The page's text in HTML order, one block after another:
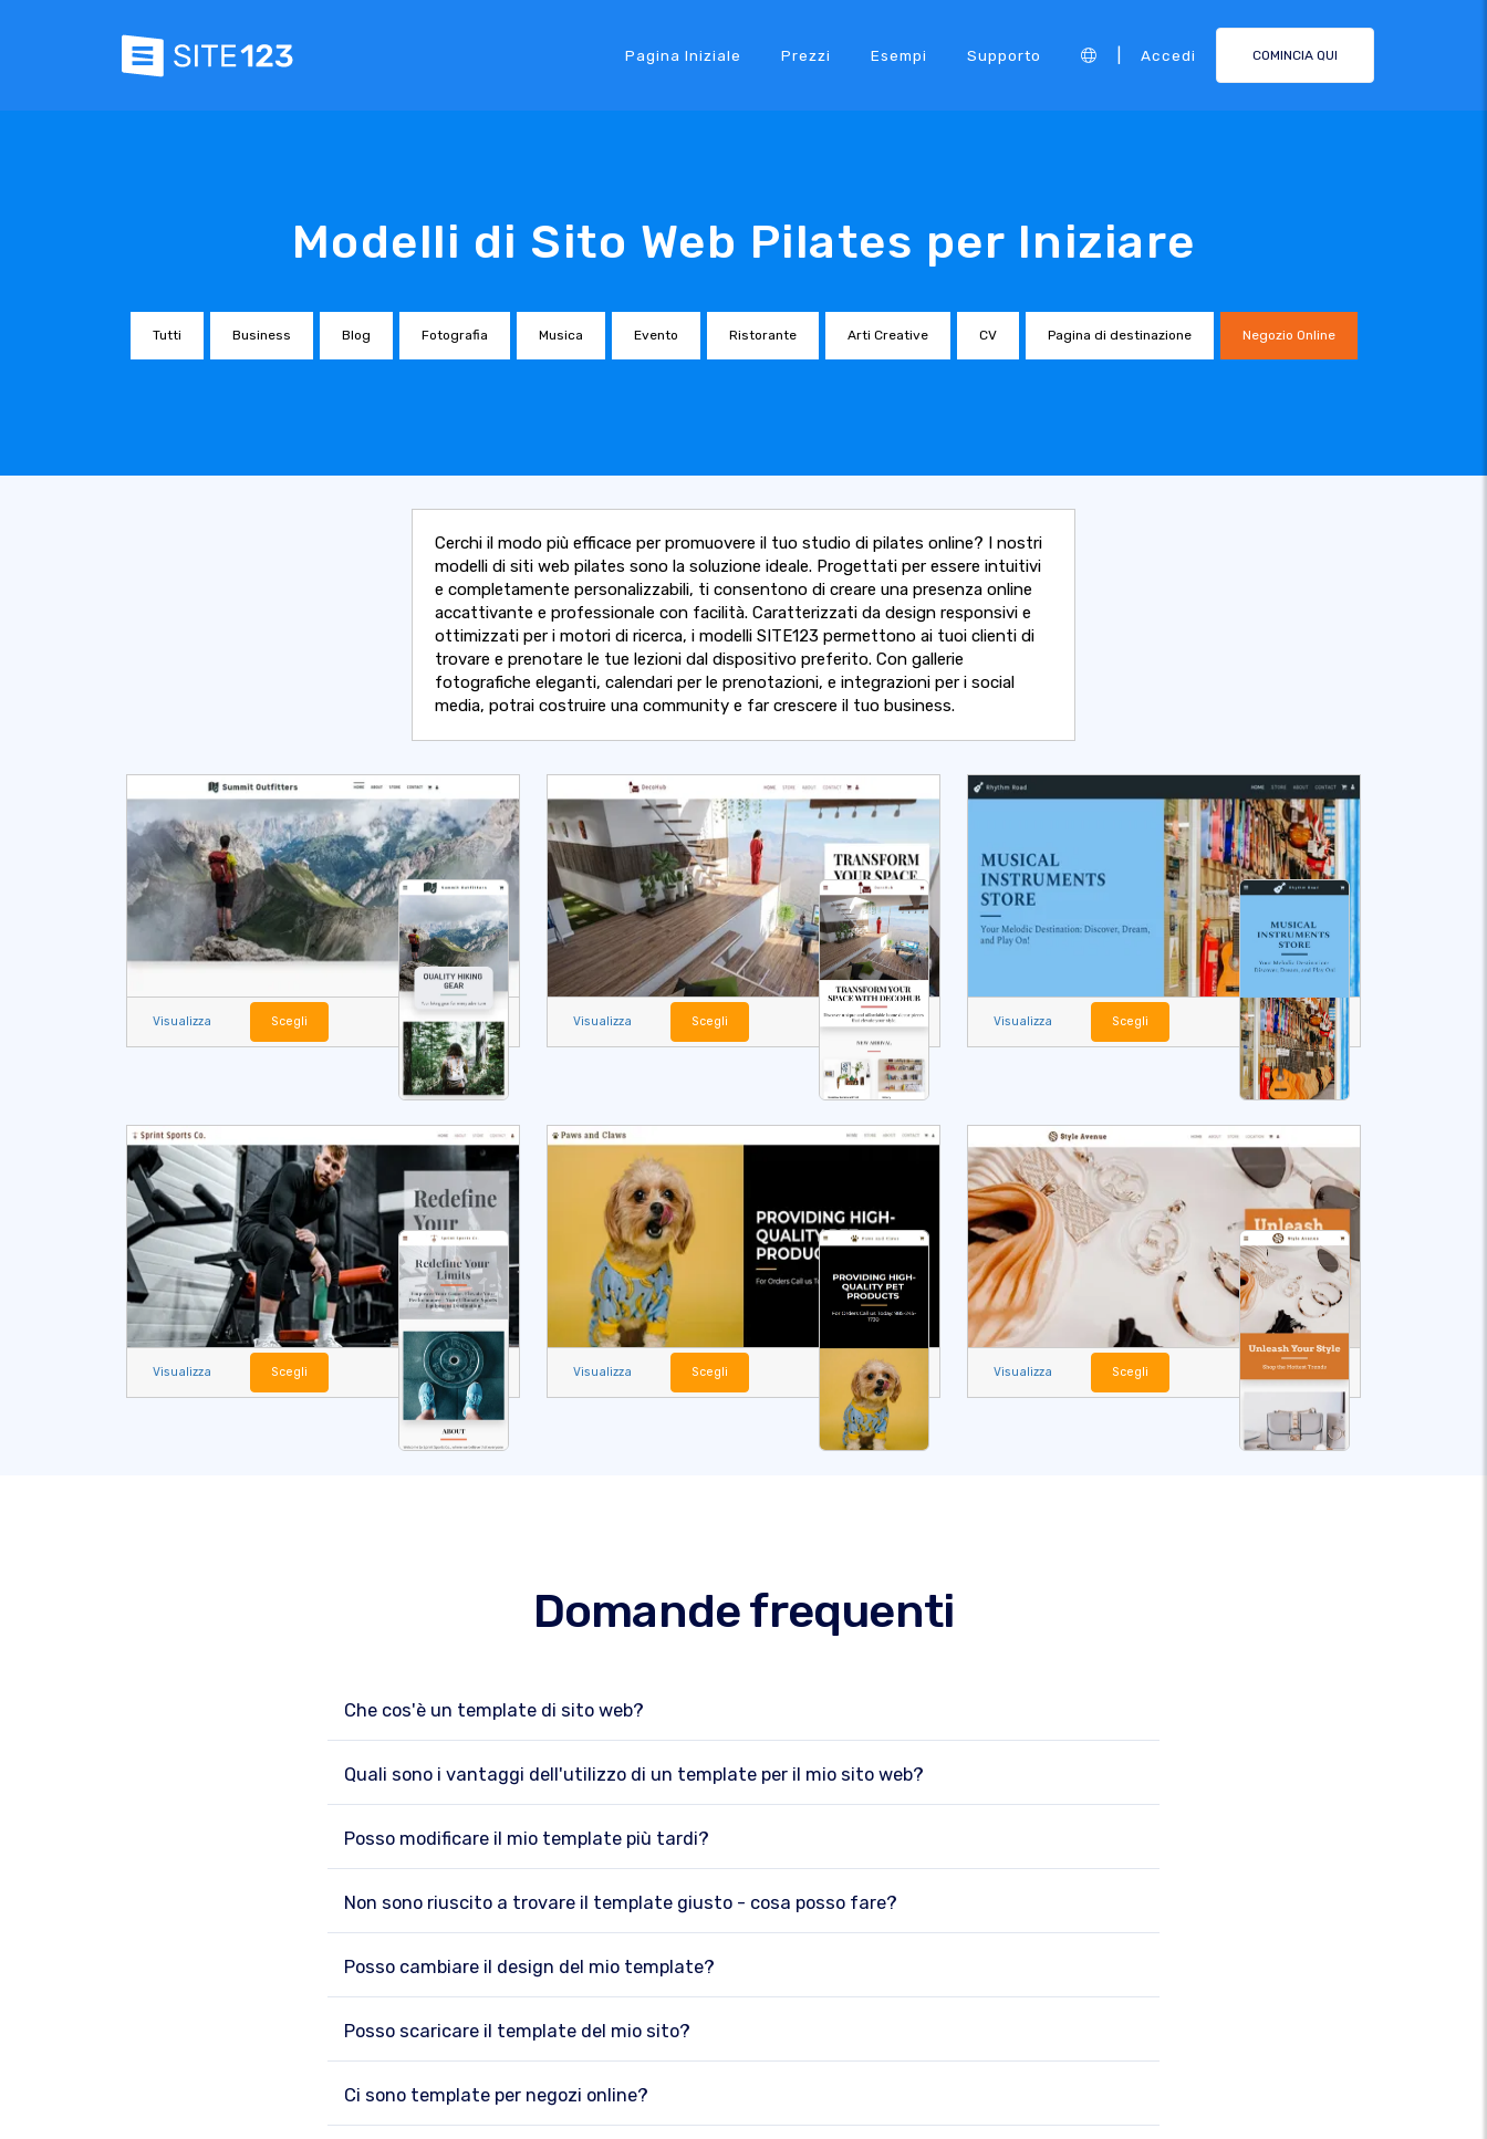
Pagina Iniziale Prezzi Esempi Supporto Accedi COMINCIA QUI
Modelli di Sito Web Pilates per Iniziare
Tutti Business Blog Fotografia Musica Evento Ristorante Arti Creative CV Pagina di destinazione Negozio Online
Cerchi il modo più efficace per promuovere il tuo studio di pilates online? I nostri
modelli di siti web pilates sono la soluzione ideale. Progettati per essere intuitivi
e completamente personalizzabili, ti consentono di creare una presenza online
accattivante e professionale con facilità. Caratterizzati da design responsivi e
ottimizzati per i motori di ricerca, i modelli SITE123 permettono ai tuoi clienti di
trovare e prenotare le tue lezioni dal dispositivo preferito. Con gallerie
fotografiche eleganti, calendari per le prenotazioni, e integrazioni per i social
media, potrai costruire una community e far crescere il tuo business.
Visualizza Scegli Visualizza Scegli Visualizza Scegli
Visualizza Scegli Visualizza Scegli Visualizza Scegli
Domande frequenti
Che cos'è un template di sito web?
Quali sono i vantaggi dell'utilizzo di un template per il mio sito web?
Posso modificare il mio template più tardi?
Non sono riuscito a trovare il template giusto - cosa posso fare?
Posso cambiare il design del mio template?
Posso scaricare il template del mio sito?
Ci sono template per negozi online?